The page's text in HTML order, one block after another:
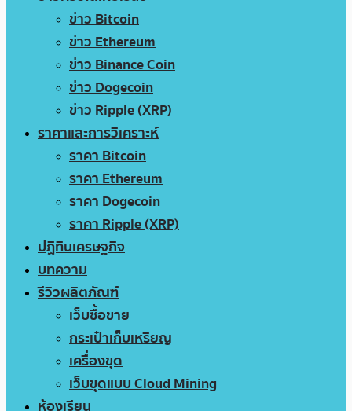
ข่าว Bitcoin
ข่าว Ethereum
ข่าว Binance Coin
ข่าว Dogecoin
ข่าว Ripple (XRP)
ราคาและการวิเคราะห์
ราคา Bitcoin
ราคา Ethereum
ราคา Dogecoin
ราคา Ripple (XRP)
ปฏิทินเศรษฐกิจ
บทความ
รีวิวผลิตภัณฑ์
เว็บซื้อขาย
กระเป๋าเก็บเหรียญ
เครื่องขุด
เว็บขุดแบบ Cloud Mining